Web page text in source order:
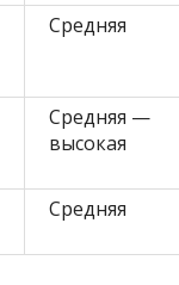
Средняя
Средняя —
высокая
Средняя